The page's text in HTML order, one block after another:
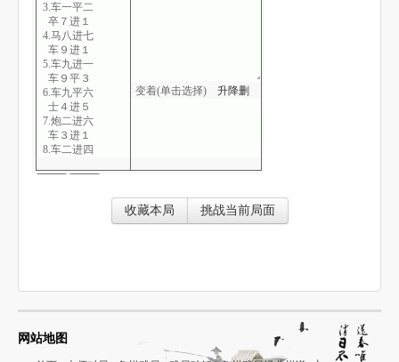
3.车一平二
卒７进１
4.马八进七
车９进１
5.车九进一
车９平３
6.车九平六
士４进５
7.炮二进六
车３进１
8.车二进四
9.车六进三
13.车六进一
前车进２
变着(单击选择) 升降删
收藏本局 挑战当前局面
网站地图